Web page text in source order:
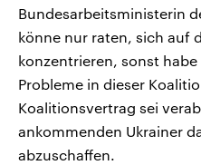
Bundesarbeitsministerin
könne nur raten, sich auf
konzentrieren, sonst
Probleme in dieser
Koalitionsvertrag sei
ankommenden Ukrainer
abzuschaffen.